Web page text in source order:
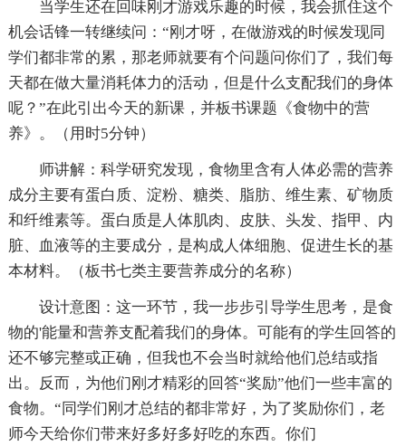
当学生还在回味刚才游戏乐趣的时候，我会抓住这个
机会话锋一转继续问：“刚才呀，在做游戏的时候发现同
学们都非常的累，那老师就要有个问题问你们了，我们每
天都在做大量消耗体力的活动，但是什么支配我们的身体
呢？”在此引出今天的新课，并板书课题《食物中的营
养》。（用时5分钟）
师讲解：科学研究发现，食物里含有人体必需的营养
成分主要有蛋白质、淀粉、糖类、脂肪、维生素、矿物质
和纤维素等。蛋白质是人体肌肉、皮肤、头发、指甲、内
脏、血液等的主要成分，是构成人体细胞、促进生长的基
本材料。（板书七类主要营养成分的名称）
设计意图：这一环节，我一步步引导学生思考，是食
物的'能量和营养支配着我们的身体。可能有的学生回答的
还不够完整或正确，但我也不会当时就给他们总结或指
出。反而，为他们刚才精彩的回答“奖励”他们一些丰富的
食物。“同学们刚才总结的都非常好，为了奖励你们，老
师今天给你们带来好多好多好吃的东西。你们